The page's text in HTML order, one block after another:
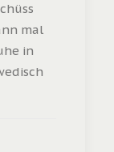
mal
in